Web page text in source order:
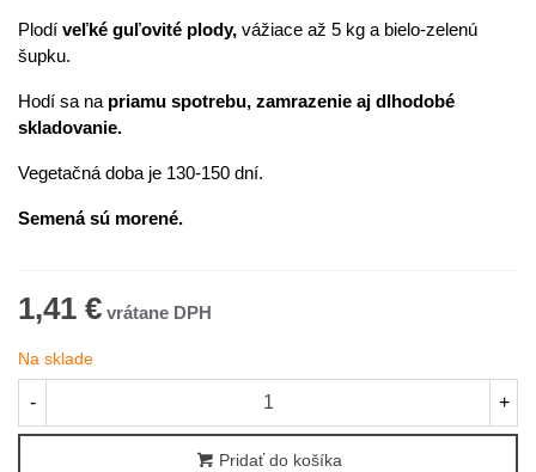
Plodí veľké guľovité plody, vážiace až 5 kg a bielo-zelenú
šupku.
Hodí sa na priamu spotrebu, zamrazenie aj dlhodobé
skladovanie.
Vegetačná doba je 130-150 dní.
Semená sú morené.
1,41 €
Na sklade
- +
Pridať do košíka